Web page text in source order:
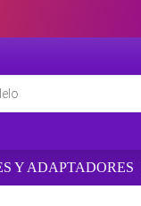
Y ADAPTADORES